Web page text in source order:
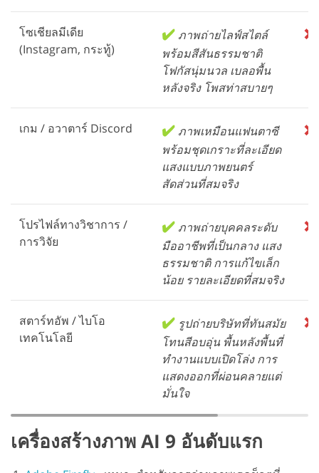
โซเชียลมีเดีย
(Instagram, กระทู้)
✔️ ภาพถ่ายไลฟ์สไตล์
พร้อมสีสันธรรมชาติ
โฟกัสนุ่มนวล เบลอพื้น
หลังจริง โพสท่าสบายๆ
❌
เกม / อวาตาร์ Discord ✔️ ภาพเหมือนแฟนตาซี
พร้อมชุดเกราะที่ละเอียด
แสงแบบภาพยนตร์
สัดส่วนที่สมจริง
❌
โปรไฟล์ทางวิชาการ /
การวิจัย
✔️ ภาพถ่ายบุคคลระดับ
มืออาชีพที่เป็นกลาง แสง
ธรรมชาติ การแก้ไขเล็ก
น้อย รายละเอียดที่สมจริง
❌
สตาร์ทอัพ / ไบโอ
เทคโนโลยี
✔️ รูปถ่ายบริษัทที่ทันสมัย
โทนสีอบอุ่น พื้นหลังพื้นที่
ทำงานแบบเปิดโล่ง การ
แสดงออกที่ผ่อนคลายแต่
มั่นใจ
❌
เครื่องสร้างภาพ AI 9 อันดับแรก